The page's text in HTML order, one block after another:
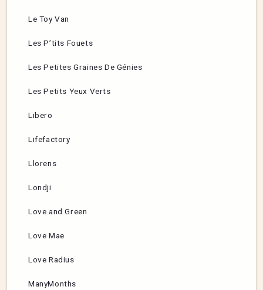
Le Toy Van
Les P’tits Fouets
Les Petites Graines De Génies
Les Petits Yeux Verts
Libero
Lifefactory
Llorens
Londji
Love and Green
Love Mae
Love Radius
ManyMonths